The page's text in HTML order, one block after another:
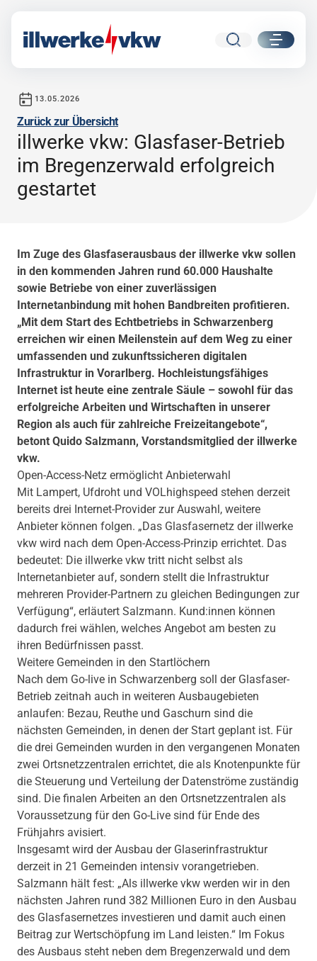
Direkt zum Inhalt
Direkt zur Navigation
Suche
Zurück zur Übersicht
illwerke vkw: Glasfaser-Betrieb
im Bregenzerwald erfolgreich
gestartet
Veröffentlicht am
13.05.2026
Im Zuge des Glasfaserausbaus der illwerke vkw sollen
in den kommenden Jahren rund 60.000 Haushalte
sowie Betriebe von einer zuverlässigen
Internetanbindung mit hohen Bandbreiten profitieren.
„Mit dem Start des Echtbetriebs in Schwarzenberg
erreichen wir einen Meilenstein auf dem Weg zu einer
umfassenden und zukunftssicheren digitalen
Infrastruktur in Vorarlberg. Hochleistungsfähiges
Internet ist heute eine zentrale Säule – sowohl für das
erfolgreiche Arbeiten und Wirtschaften in unserer
Region als auch für zahlreiche Freizeitangebote“,
betont Quido Salzmann, Vorstandsmitglied der illwerke
vkw.
Open-Access-Netz ermöglicht Anbieterwahl
Mit Lampert, Ufdroht und VOLhighspeed stehen derzeit
bereits drei Internet-Provider zur Auswahl, weitere
Anbieter können folgen. „Das Glasfasernetz der illwerke
vkw wird nach dem Open-Access-Prinzip errichtet. Das
bedeutet: Die illwerke vkw tritt nicht selbst als
Internetanbieter auf, sondern stellt die Infrastruktur
mehreren Provider-Partnern zu gleichen Bedingungen zur
Verfügung“, erläutert Salzmann. Kund:innen können
dadurch frei wählen, welches Angebot am besten zu
ihren Bedürfnissen passt.
Weitere Gemeinden in den Startlöchern
Nach dem Go-live in Schwarzenberg soll der Glasfaser-
Betrieb zeitnah auch in weiteren Ausbaugebieten
anlaufen: Bezau, Reuthe und Gaschurn sind die
nächsten Gemeinden, in denen der Start geplant ist. Für
die drei Gemeinden wurden in den vergangenen Monaten
zwei Ortsnetzzentralen errichtet, die als Knotenpunkte für
die Steuerung und Verteilung der Datenströme zuständig
sind. Die finalen Arbeiten an den Ortsnetzzentralen als
Voraussetzung für den Go-Live sind für Ende des
Frühjahrs avisiert.
Insgesamt wird der Ausbau der Glaserinfrastruktur
derzeit in 21 Gemeinden intensiv vorangetrieben.
Salzmann hält fest: „Als illwerke vkw werden wir in den
nächsten Jahren rund 382 Millionen Euro in den Ausbau
des Glasfasernetzes investieren und damit auch einen
Beitrag zur Wertschöpfung im Land leisten.“ Im Fokus
des Ausbaus steht neben dem Bregenzerwald und dem